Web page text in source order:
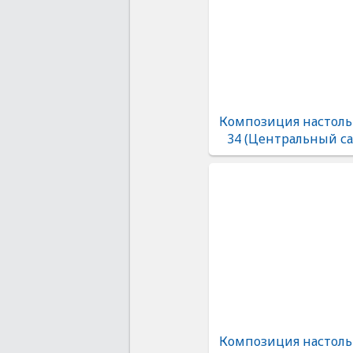
Композиция
34 (Центральный
Композиция